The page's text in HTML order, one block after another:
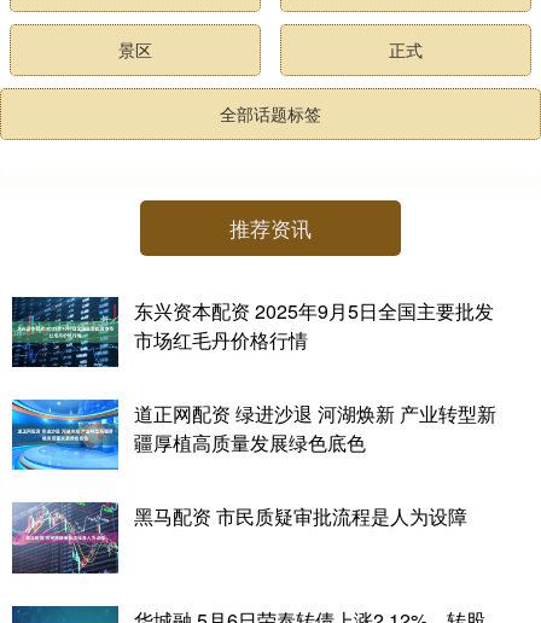
景区 正式
全部话题标签
推荐资讯
东兴资本配资 2025年9月5日全国主要批发
市场红毛丹价格行情
道正网配资 绿进沙退 河湖焕新 产业转型新
疆厚植高质量发展绿色底色
黑马配资 市民质疑审批流程是人为设障